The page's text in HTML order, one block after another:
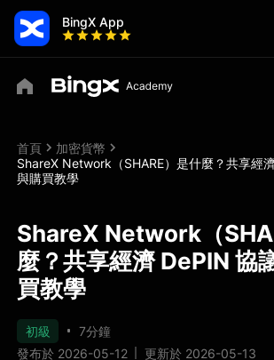
BingX App
首頁
加密貨幣
ShareX Network（SHARE）是什麼？共享經
與購買教學
ShareX Network（
麼？共享經濟 DePIN 協
買教學
初級
7分鐘
發布於 2026-05-12
更新於 2026-05-13